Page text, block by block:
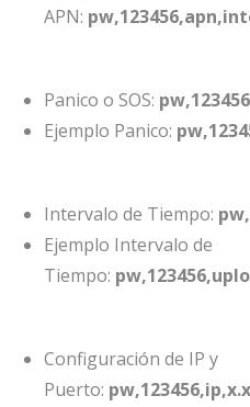
APN:
Panico o SOS:
Ejemplo Panico:
Intervalo de Tiempo:
Ejemplo Intervalo de
Tiempo:
Configuración de IP y
Puerto: